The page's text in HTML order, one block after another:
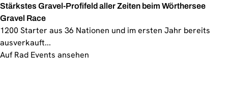
Stärkstes Gravel-Profifeld aller Zeiten beim Wörthersee
Gravel Race
1200 Starter aus 36 Nationen und im ersten Jahr bereits
ausverkauft...
Auf Rad Events ansehen